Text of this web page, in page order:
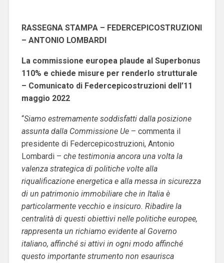
RASSEGNA STAMPA – FEDERCEPICOSTRUZIONI
– ANTONIO LOMBARDI
La commissione europea plaude al Superbonus
110% e chiede misure per renderlo strutturale
– Comunicato di Federcepicostruzioni dell’11
maggio 2022
“Siamo estremamente soddisfatti dalla posizione
assunta dalla Commissione Ue– commenta il
presidente di Federcepicostruzioni, Antonio
Lombardi – che testimonia ancora una volta la
valenza strategica di politiche volte alla
riqualificazione energetica e alla messa in sicurezza
di un patrimonio immobiliare che in Italia è
particolarmente vecchio e insicuro. Ribadire la
centralità di questi obiettivi nelle politiche europee,
rappresenta un richiamo evidente al Governo
italiano, affinché si attivi in ogni modo affinché
questo importante strumento non esaurisca